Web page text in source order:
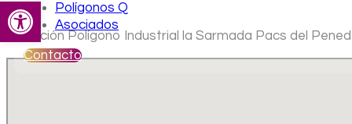
Abrir barra de herramientas
Polígonos Q
Asociados
Contacto
Ubicación Polígono Industrial la Sarmada Pacs del